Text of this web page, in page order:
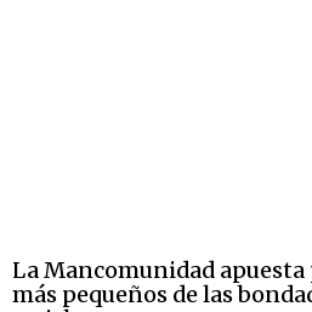
La Mancomunidad
más pequeños de las